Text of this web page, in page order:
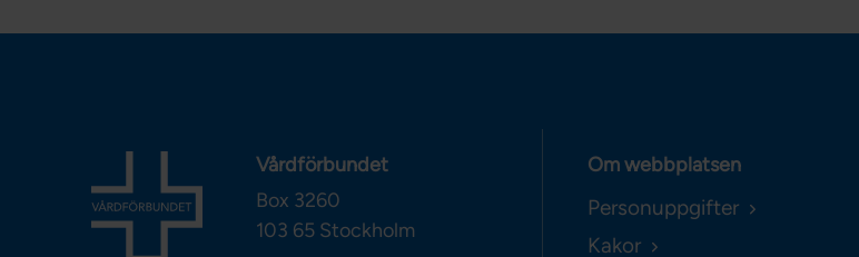
Vårdförbundet
Box 3260
103 65 Stockholm
Om webbplatsen
Personuppgifter
Kakor